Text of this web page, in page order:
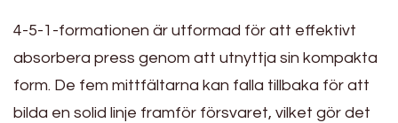
4-5-1-formationen är utformad för att effektivt
absorbera press genom att utnyttja sin kompakta
form. De fem mittfältarna kan falla tillbaka för att
bilda en solid linje framför försvaret, vilket gör det